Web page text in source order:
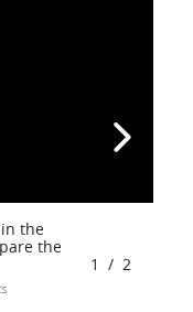
the
the
1 / 2